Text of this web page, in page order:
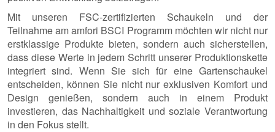
Mit unseren FSC-zertifizierten Schaukeln und der
Teilnahme am amfori BSCI Programm möchten wir nicht nur
erstklassige Produkte bieten, sondern auch sicherstellen,
dass diese Werte in jedem Schritt unserer Produktionskette
integriert sind. Wenn Sie sich für eine Gartenschaukel
entscheiden, können Sie nicht nur exklusiven Komfort und
Design genießen, sondern auch in einem Produkt
investieren, das Nachhaltigkeit und soziale Verantwortung
in den Fokus stellt.